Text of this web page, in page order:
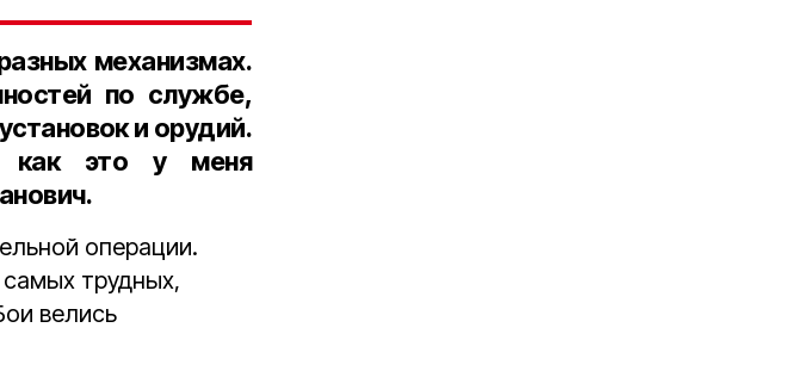
механизмах.
по службе,
и орудий.
как это у меня
операции.
трудных,
велись